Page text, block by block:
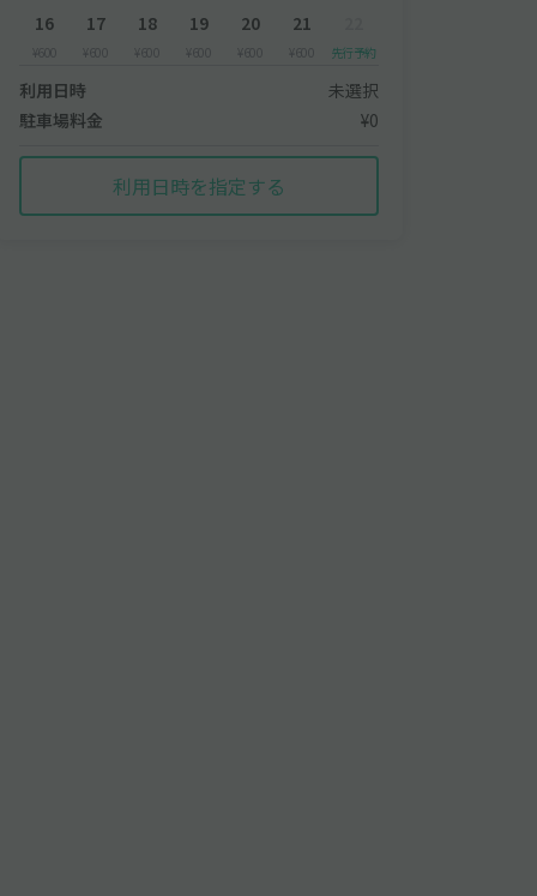
16
¥600
17
¥600
18
¥600
19
¥600
20
¥600
21
¥600 先行予約
利用日時
未選択
駐車場料金
¥0
利用日時を指定する